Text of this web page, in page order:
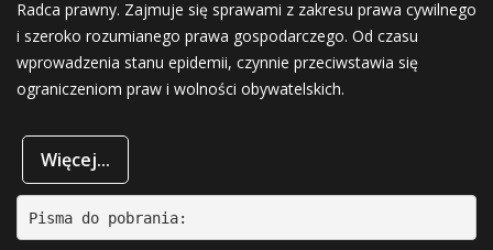
Radca prawny. Zajmuje się sprawami z zakresu prawa cywilnego
i szeroko rozumianego prawa gospodarczego. Od czasu
wprowadzenia stanu epidemii, czynnie przeciwstawia się
ograniczeniom praw i wolności obywatelskich.
Więcej...
Pisma do pobrania: